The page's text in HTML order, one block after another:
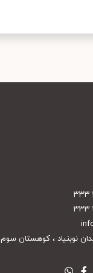
نوبنیاد ، کوهستان سوم